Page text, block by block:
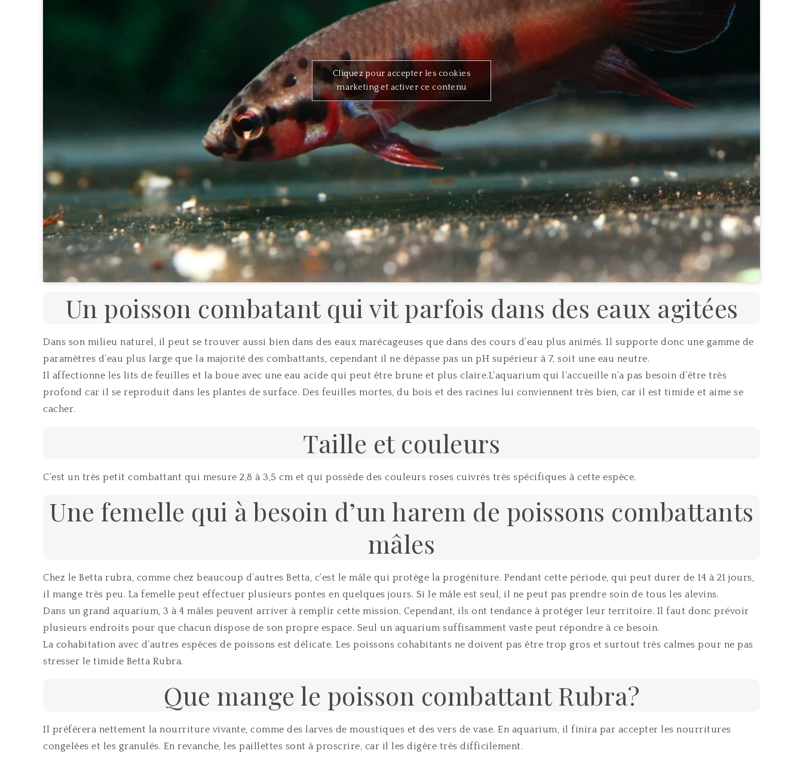
Cliquez pour accepter les cookies
marketing et activer ce contenu
Un poisson combatant qui vit parfois dans des eaux agitées
Dans son milieu naturel, il peut se trouver aussi bien dans des eaux marécageuses que dans des cours d’eau plus animés. Il supporte donc une gamme de
paramètres d’eau plus large que la majorité des combattants, cependant il ne dépasse pas un pH supérieur à 7, soit une eau neutre.
Il affectionne les lits de feuilles et la boue avec une eau acide qui peut être brune et plus claire.L’aquarium qui l’accueille n’a pas besoin d’être très
profond car il se reproduit dans les plantes de surface. Des feuilles mortes, du bois et des racines lui conviennent très bien, car il est timide et aime se
cacher.
Taille et couleurs
C’est un très petit combattant qui mesure 2,8 à 3,5 cm et qui possède des couleurs roses cuivrés très spécifiques à cette espèce.
Une femelle qui à besoin d’un harem de poissons combattants
mâles
Chez le Betta rubra, comme chez beaucoup d’autres Betta, c’est le mâle qui protège la progéniture. Pendant cette période, qui peut durer de 14 à 21 jours,
il mange très peu. La femelle peut effectuer plusieurs pontes en quelques jours. Si le mâle est seul, il ne peut pas prendre soin de tous les alevins.
Dans un grand aquarium, 3 à 4 mâles peuvent arriver à remplir cette mission. Cependant, ils ont tendance à protéger leur territoire. Il faut donc prévoir
plusieurs endroits pour que chacun dispose de son propre espace. Seul un aquarium suffisamment vaste peut répondre à ce besoin.
La cohabitation avec d’autres espèces de poissons est délicate. Les poissons cohabitants ne doivent pas être trop gros et surtout très calmes pour ne pas
stresser le timide Betta Rubra.
Que mange le poisson combattant Rubra?
Il préférera nettement la nourriture vivante, comme des larves de moustiques et des vers de vase. En aquarium, il finira par accepter les nourritures
congelées et les granulés. En revanche, les paillettes sont à proscrire, car il les digère très difficilement.